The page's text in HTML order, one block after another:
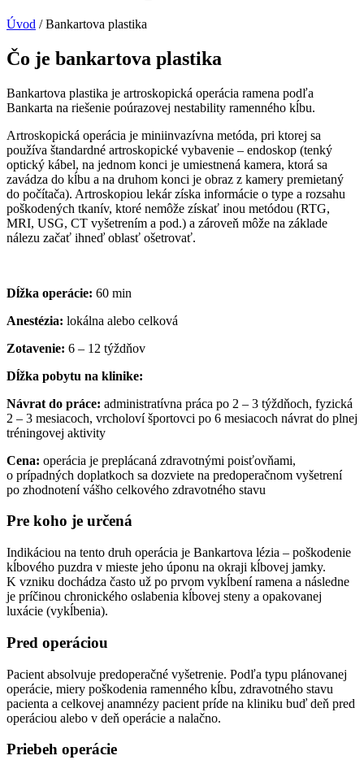
Úvod /Bankartova plastika
Čo je bankartova plastika
Bankartova plastika je artroskopická operácia ramena podľa
Bankarta na riešenie poúrazovej nestability ramenného kĺbu.
Artroskopická operácia je miniinvazívna metóda, pri ktorej sa
používa štandardné artroskopické vybavenie – endoskop (tenký
optický kábel, na jednom konci je umiestnená kamera, ktorá sa
zavádza do kĺbu a na druhom konci je obraz z kamery premietaný
do počítača). Artroskopiou lekár získa informácie o type a rozsahu
poškodených tkanív, ktoré nemôže získať inou metódou (RTG,
MRI, USG, CT vyšetrením a pod.) a zároveň môže na základe
nálezu začať ihneď oblasť ošetrovať.
Dĺžka operácie: 60 min
Anestézia: lokálna alebo celková
Zotavenie: 6 – 12 týždňov
Dĺžka pobytu na klinike:
Návrat do práce: administratívna práca po 2 – 3 týždňoch, fyzická
2 – 3 mesiacoch, vrcholoví športovci po 6 mesiacoch návrat do plnej
tréningovej aktivity
Cena: operácia je preplácaná zdravotnými poisťovňami,
o prípadných doplatkoch sa dozviete na predoperačnom vyšetrení
po zhodnotení vášho celkového zdravotného stavu
Pre koho je určená
Indikáciou na tento druh operácia je Bankartova lézia – poškodenie
kĺbového puzdra v mieste jeho úponu na okraji kĺbovej jamky.
K vzniku dochádza často už po prvom vykĺbení ramena a následne
je príčinou chronického oslabenia kĺbovej steny a opakovanej
luxácie (vykĺbenia).
Pred operáciou
Pacient absolvuje predoperačné vyšetrenie. Podľa typu plánovanej
operácie, miery poškodenia ramenného kĺbu, zdravotného stavu
pacienta a celkovej anamnézy pacient príde na kliniku buď deň pred
operáciou alebo v deň operácie a nalačno.
Priebeh operácie